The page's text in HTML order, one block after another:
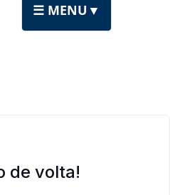
☰ MENU ▼
de volta!